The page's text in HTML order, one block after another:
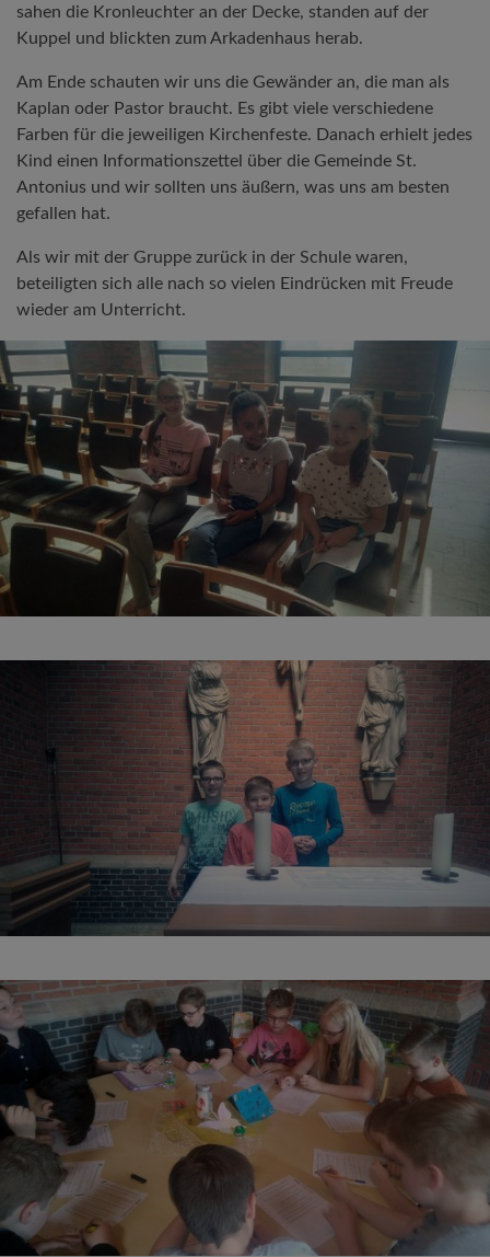
sahen die Kronleuchter an der Decke, standen auf der
Kuppel und blickten zum Arkadenhaus herab.
Am Ende schauten wir uns die Gewänder an, die man als
Kaplan oder Pastor braucht. Es gibt viele verschiedene
Farben für die jeweiligen Kirchenfeste. Danach erhielt jedes
Kind einen Informationszettel über die Gemeinde St.
Antonius und wir sollten uns äußern, was uns am besten
gefallen hat.
Als wir mit der Gruppe zurück in der Schule waren,
beteiligten sich alle nach so vielen Eindrücken mit Freude
wieder am Unterricht.